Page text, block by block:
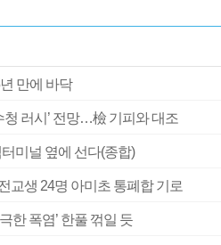
만에 바닥
청 러시’ 전망…檢 기피와 대조
미널 옆에 선다(종합)
교생 24명 아미초 통폐합 기로
한 폭염’ 한풀 꺾일 듯